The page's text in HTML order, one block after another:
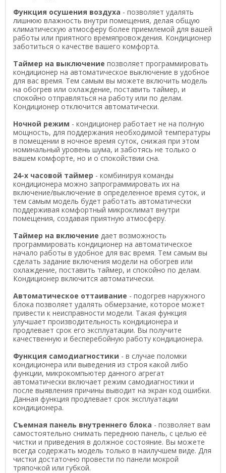
Функция осушения воздуха - позволяет удалять
лишнюю влажность внутри помещения, делая общую
климатическую атмосферу более приемлемой для вашей
работы или приятного времяпровождения. Кондиционер
заботиться о качестве вашего комфорта.
Таймер на выключение позволяет программировать
кондиционер на автоматическое выключение в удобное
для вас время. Тем самым вы можете включить модель
на обогрев или охлаждение, поставить таймер, и
спокойно отправляться на работу или по делам.
Кондиционер отключится автоматически.
Ночной режим - кондиционер работает не на полную
мощность, для поддержания необходимой температуры
в помещении в ночное время суток, снижая при этом
номинальный уровень шума, и заботясь не только о
вашем комфорте, но и о спокойствии сна.
24-х часовой таймер - комбинируя команды
кондиционера можно запрограммировать их на
включение/выключение в определенное время суток, и
тем самым модель будет работать автоматически
поддерживая комфортный микроклимат внутри
помещения, создавая приятную атмосферу.
Таймер на включение дает возможность
программировать кондиционер на автоматическое
начало работы в удобное для вас время. Тем самым вы
сделать задание включения модели на обогрев или
охлаждение, поставить таймер, и спокойно по делам.
Кондиционер включится автоматически.
Автоматическое оттаивание - подогрев наружного
блока позволяет удалять обмерзание, которое может
привести к неисправности модели. Такая функция
улучшает производительность кондиционера и
продлевает срок его эксплуатации. Вы получите
качественную и бесперебойную работу кондиционера.
Функция самодиагностики - в случае поломки
кондиционера или выведения из строя какой либо
функции, микрокомпьютер данного агрегат
автоматически включает режим самодиагностики и
после выявления причины выводит на экран код ошибки.
Данная функция продлевает срок эксплуатации
кондиционера.
Съемная панель внутреннего блока - позволяет вам
самостоятельно снимать переднюю панель, с целью её
чистки и приведения в должное состояние. Вы можете
всегда содержать модель только в наилучшем виде. Для
чистки достаточно провести по панели мокрой
тряпочкой или губкой.